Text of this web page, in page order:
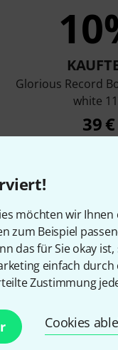
möchten wir
zum Beispiel
das für Sie okay
einfach durch
Zustimmung
Cookies
Glorious Record
white
39 €
&